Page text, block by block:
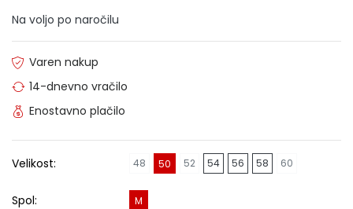
Na voljo po naročilu
Varen nakup
14-dnevno vračilo
Enostavno plačilo
Velikost: 48 50 52 54 56 58 60
Spol: M